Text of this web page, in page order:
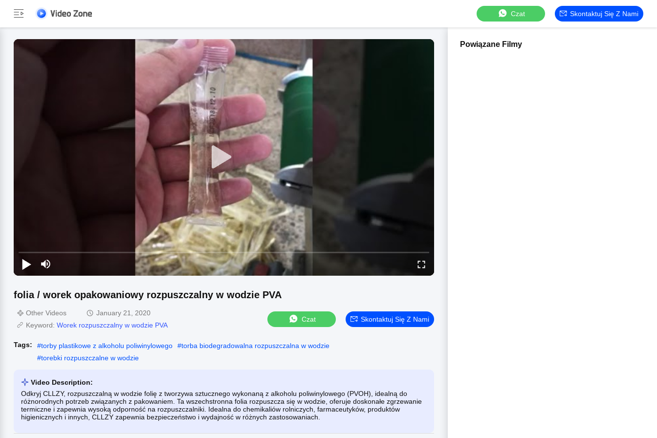
Czat Skontaktuj Się Z Nami
folia / worek opakowaniowy rozpuszczalny w wodzie PVA
Other Videos
January 21, 2020
Keyword: Worek rozpuszczalny w wodzie PVA
Czat Skontaktuj Się Z Nami
Tags: #torby plastikowe z alkoholu poliwinylowego #torba biodegradowalna rozpuszczalna w wodzie
#torebki rozpuszczalne w wodzie
Video Description:
Odkryj CLLZY, rozpuszczalną w wodzie folię z tworzywa sztucznego wykonaną z alkoholu poliwinylowego (PVOH), idealną do
różnorodnych potrzeb związanych z pakowaniem. Ta wszechstronna folia rozpuszcza się w wodzie, oferuje doskonałe zgrzewanie
termiczne i zapewnia wysoką odporność na rozpuszczalniki. Idealna do chemikaliów rolniczych, farmaceutyków, produktów
higienicznych i innych, CLLZY zapewnia bezpieczeństwo i wydajność w różnych zastosowaniach.
Powiązane Filmy